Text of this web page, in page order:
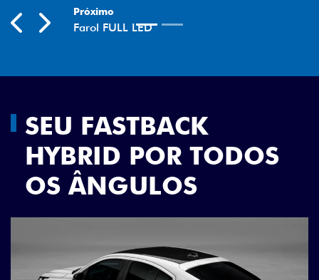
SEU FASTBACK
HYBRID POR TODOS
OS ÂNGULOS